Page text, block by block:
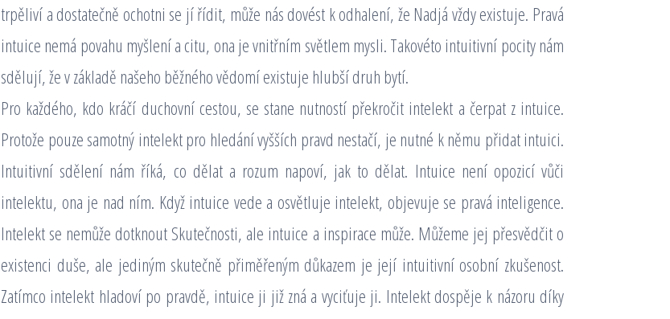
trpěliví a dostatečně ochotni se jí řídit, může nás dovést k odhalení, že Nadjá vždy existuje. Pravá
intuice nemá povahu myšlení a citu, ona je vnitřním světlem mysli. Takovéto intuitivní pocity nám
sdělují, že v základě našeho běžného vědomí existuje hlubší druh bytí.
Pro každého, kdo kráčí duchovní cestou, se stane nutností překročit intelekt a čerpat z intuice.
Protože pouze samotný intelekt pro hledání vyšších pravd nestačí, je nutné k němu přidat intuici.
Intuitivní sdělení nám říká, co dělat a rozum napoví, jak to dělat. Intuice není opozicí vůči
intelektu, ona je nad ním. Když intuice vede a osvětluje intelekt, objevuje se pravá inteligence.
Intelekt se nemůže dotknout Skutečnosti, ale intuice a inspirace může. Můžeme jej přesvědčit o
existenci duše, ale jediným skutečně přiměřeným důkazem je její intuitivní osobní zkušenost.
Zatímco intelekt hladoví po pravdě, intuice ji již zná a vyciťuje ji. Intelekt dospěje k názoru díky